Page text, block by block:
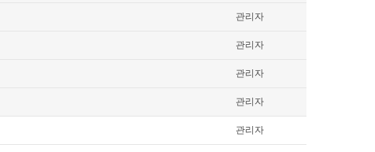
관리자
관리자
관리자
관리자
관리자